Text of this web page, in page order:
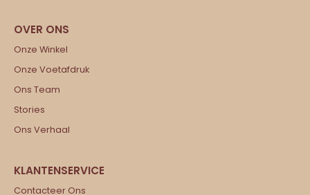
Onze Winkel
Onze Voetafdruk
Ons Team
Stories
Ons Verhaal
Contacteer Ons